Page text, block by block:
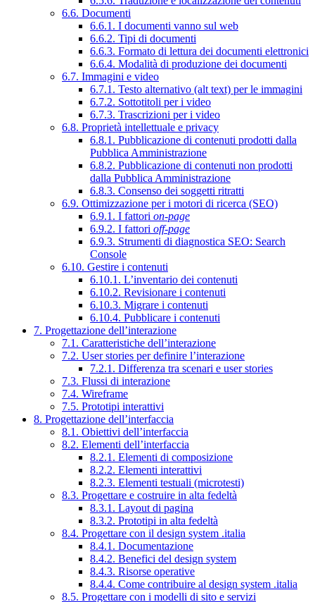
6.6. Documenti
6.6.1. I documenti vanno sul web
6.6.2. Tipi di documenti
6.6.3. Formato di lettura dei documenti elettronici
6.6.4. Modalità di produzione dei documenti
6.7. Immagini e video
6.7.1. Testo alternativo (alt text) per le immagini
6.7.2. Sottotitoli per i video
6.7.3. Trascrizioni per i video
6.8. Proprietà intellettuale e privacy
6.8.1. Pubblicazione di contenuti prodotti dalla
Pubblica Amministrazione
6.8.2. Pubblicazione di contenuti non prodotti
dalla Pubblica Amministrazione
6.8.3. Consenso dei soggetti ritratti
6.9. Ottimizzazione per i motori di ricerca (SEO)
6.9.1. I fattori on-page
6.9.2. I fattori off-page
6.9.3. Strumenti di diagnostica SEO: Search
Console
6.10. Gestire i contenuti
6.10.1. L’inventario dei contenuti
6.10.2. Revisionare i contenuti
6.10.3. Migrare i contenuti
6.10.4. Pubblicare i contenuti
7. Progettazione dell’interazione
7.1. Caratteristiche dell’interazione
7.2. User stories per definire l’interazione
7.2.1. Differenza tra scenari e user stories
7.3. Flussi di interazione
7.4. Wireframe
7.5. Prototipi interattivi
8. Progettazione dell’interfaccia
8.1. Obiettivi dell’interfaccia
8.2. Elementi dell’interfaccia
8.2.1. Elementi di composizione
8.2.2. Elementi interattivi
8.2.3. Elementi testuali (microtesti)
8.3. Progettare e costruire in alta fedeltà
8.3.1. Layout di pagina
8.3.2. Prototipi in alta fedeltà
8.4. Progettare con il design system .italia
8.4.1. Documentazione
8.4.2. Benefici del design system
8.4.3. Risorse operative
8.4.4. Come contribuire al design system .italia
8.5. Progettare con i modelli di sito e servizi